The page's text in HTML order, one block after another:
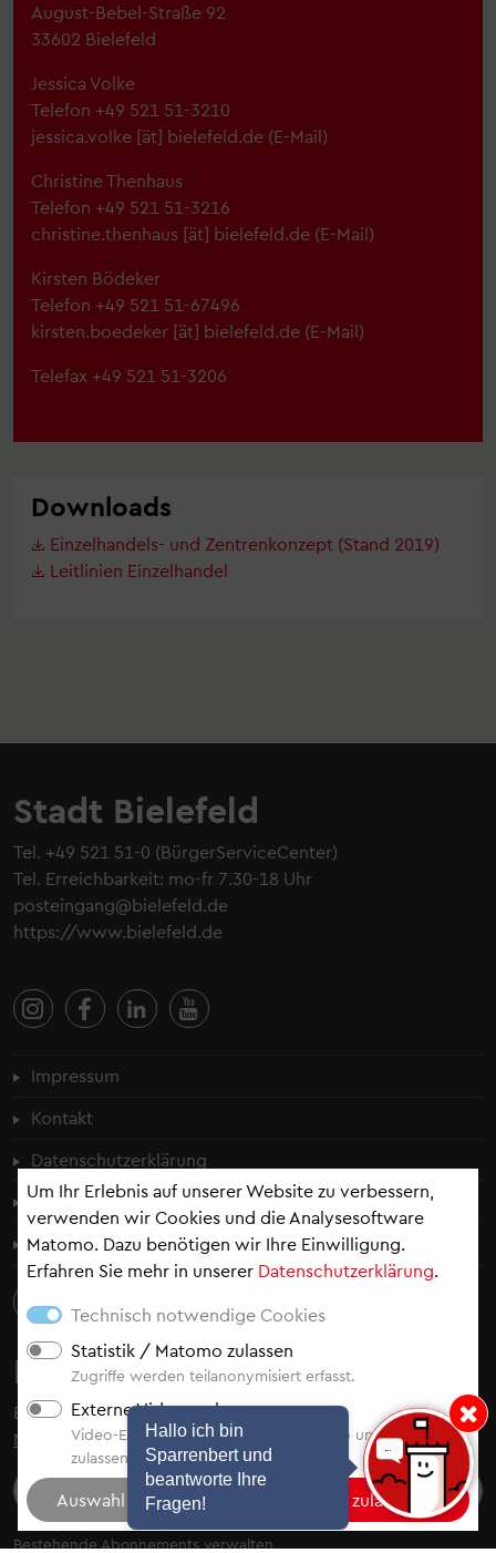
Um Ihr Erlebnis auf unserer Website zu verbessern,
verwenden wir Cookies und die Analysesoftware
Matomo. Dazu benötigen wir Ihre Einwilligung.
Erfahren Sie mehr in unserer Datenschutzerklärung.
Technisch notwendige Cookies
Statistik / Matomo zulassen
Zugriffe werden teilanonymisiert erfasst.
Externe Videos zulassen
Video-Einbindung von YouTube, Vimeo und Video.Taxi
zulassen.
August-Bebel-Straße 92
33602 Bielefeld
Jessica Volke
Telefon +49 521 51-3210
jessica.volke [ät] bielefeld.de (E-Mail)
Christine Thenhaus
Telefon +49 521 51-3216
christine.thenhaus [ät] bielefeld.de (E-Mail)
Kirsten Bödeker
Telefon +49 521 51-67496
kirsten.boedeker [ät] bielefeld.de (E-Mail)
Telefax +49 521 51-3206
Downloads
Einzelhandels- und Zentrenkonzept (Stand 2019)
Leitlinien Einzelhandel
Hinweis: Hallo
Hallo ich bin
Sparrenbert und
beantworte Ihre
Fragen!
Stadt Bielefeld
Tel. +49 521 51-0 (BürgerServiceCenter)
Tel. Erreichbarkeit: mo-fr 7.30-18 Uhr
posteingang@bielefeld.de
https://www.bielefeld.de
Fußzeilenmenü
Impressum
Kontakt
Datenschutzerklärung
Cookie-Einstellungen
Erklärung zur Barrierefreiheit
Newsletter
Bleiben Sie auf dem Laufenden - abonnieren Sieunsere
Newsletter.
Auswahl der Newsletter
Bestehende Abonnements verwalten